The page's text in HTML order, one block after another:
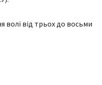
волі від трьох до восьми